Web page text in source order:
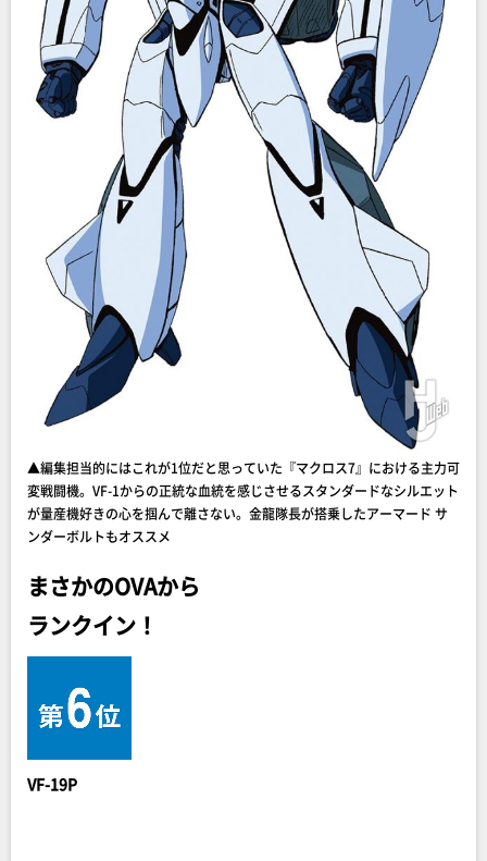
▲編集担当的にはこれが1位だと思っていた『マクロス7』における主力可
変戦闘機。VF-1からの正統な血統を感じさせるスタンダードなシルエット
が量産機好きの心を掴んで離さない。金龍隊長が搭乗したアーマード サ
ンダーボルトもオススメ
まさかのOVAから
ランクイン！
VF-19P